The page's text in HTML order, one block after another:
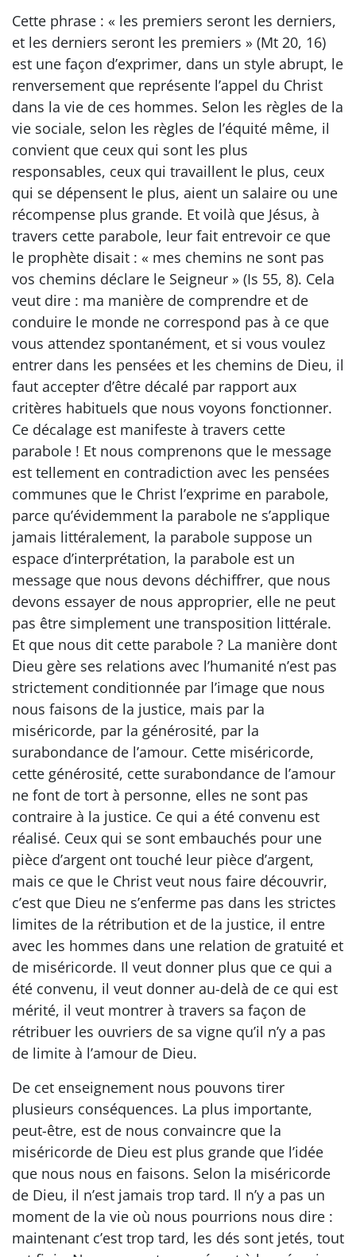
Cette phrase : « les premiers seront les derniers,
et les derniers seront les premiers » (Mt 20, 16)
est une façon d’exprimer, dans un style abrupt, le
renversement que représente l’appel du Christ
dans la vie de ces hommes. Selon les règles de la
vie sociale, selon les règles de l’équité même, il
convient que ceux qui sont les plus
responsables, ceux qui travaillent le plus, ceux
qui se dépensent le plus, aient un salaire ou une
récompense plus grande. Et voilà que Jésus, à
travers cette parabole, leur fait entrevoir ce que
le prophète disait : « mes chemins ne sont pas
vos chemins déclare le Seigneur » (Is 55, 8). Cela
veut dire : ma manière de comprendre et de
conduire le monde ne correspond pas à ce que
vous attendez spontanément, et si vous voulez
entrer dans les pensées et les chemins de Dieu, il
faut accepter d’être décalé par rapport aux
critères habituels que nous voyons fonctionner.
Ce décalage est manifeste à travers cette
parabole ! Et nous comprenons que le message
est tellement en contradiction avec les pensées
communes que le Christ l’exprime en parabole,
parce qu’évidemment la parabole ne s’applique
jamais littéralement, la parabole suppose un
espace d’interprétation, la parabole est un
message que nous devons déchiffrer, que nous
devons essayer de nous approprier, elle ne peut
pas être simplement une transposition littérale.
Et que nous dit cette parabole ? La manière dont
Dieu gère ses relations avec l’humanité n’est pas
strictement conditionnée par l’image que nous
nous faisons de la justice, mais par la
miséricorde, par la générosité, par la
surabondance de l’amour. Cette miséricorde,
cette générosité, cette surabondance de l’amour
ne font de tort à personne, elles ne sont pas
contraire à la justice. Ce qui a été convenu est
réalisé. Ceux qui se sont embauchés pour une
pièce d’argent ont touché leur pièce d’argent,
mais ce que le Christ veut nous faire découvrir,
c’est que Dieu ne s’enferme pas dans les strictes
limites de la rétribution et de la justice, il entre
avec les hommes dans une relation de gratuité et
de miséricorde. Il veut donner plus que ce qui a
été convenu, il veut donner au-delà de ce qui est
mérité, il veut montrer à travers sa façon de
rétribuer les ouvriers de sa vigne qu’il n’y a pas
de limite à l’amour de Dieu.
De cet enseignement nous pouvons tirer
plusieurs conséquences. La plus importante,
peut-être, est de nous convaincre que la
miséricorde de Dieu est plus grande que l’idée
que nous nous en faisons. Selon la miséricorde
de Dieu, il n’est jamais trop tard. Il n’y a pas un
moment de la vie où nous pourrions nous dire :
maintenant c’est trop tard, les dés sont jetés, tout